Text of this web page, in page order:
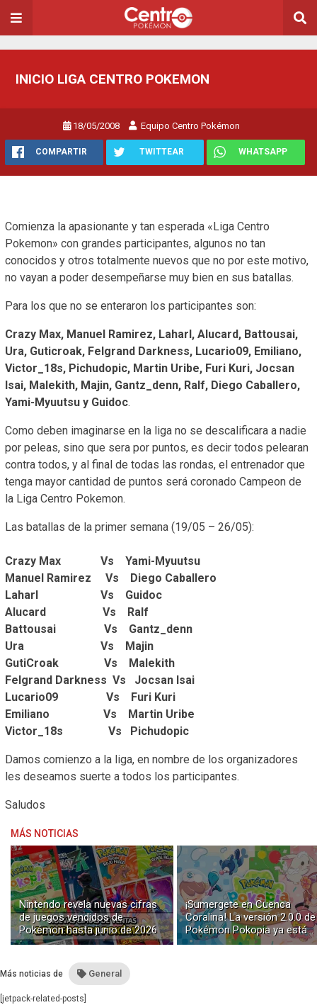
INICIO LIGA CENTRO POKEMON
18/05/2008 Equipo Centro Pokémon
COMPARTIR TWITTEAR WHATSAPP
Comienza la apasionante y tan esperada «Liga Centro
Pokemon» con grandes participantes, algunos no tan
conocidos y otros totalmente nuevos que no por este motivo,
no vayan a poder desempeñarse muy bien en sus batallas.
Para los que no se enteraron los participantes son:
Crazy Max, Manuel Ramirez, Laharl, Alucard, Battousai,
Ura, Guticroak, Felgrand Darkness, Lucario09, Emiliano,
Victor_18s, Pichudopic, Martin Uribe, Furi Kuri, Jocsan
Isai, Malekith, Majin, Gantz_denn, Ralf, Diego Caballero,
Yami-Myuutsu y Guidoc.
Como deben imaginarse en la liga no se descalificara a nadie
por peleas, sino que sera por puntos, es decir todos pelearan
contra todos, y al final de todas las rondas, el entrenador que
tenga mayor cantidad de puntos será coronado Campeon de
la Liga Centro Pokemon.
Las batallas de la primer semana (19/05 – 26/05):
Crazy Max Vs Yami-Myuutsu
Manuel Ramirez Vs Diego Caballero
Laharl Vs Guidoc
Alucard Vs Ralf
Battousai Vs Gantz_denn
Ura Vs Majin
GutiCroak Vs Malekith
Felgrand Darkness Vs Jocsan Isai
Lucario09 Vs Furi Kuri
Emiliano Vs Martin Uribe
Victor_18s Vs Pichudopic
Damos comienzo a la liga, en nombre de los organizadores
les deseamos suerte a todos los participantes.
Saludos
MÁS NOTICIAS
Nintendo revela nuevas cifras
de juegos vendidos de
Pokémon hasta junio de 2026
¡Sumergete en Cuenca
Coralina! La versión 2.0.0 de
Pokémon Pokopia ya está
disponible con buceo y
Más noticias de General
[jetpack-related-posts]